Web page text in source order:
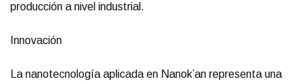
producción a nivel industrial.
Innovación
La nanotecnología aplicada en Nanok’an representa una